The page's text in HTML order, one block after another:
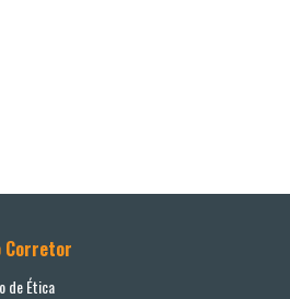
Corretor
de Ética